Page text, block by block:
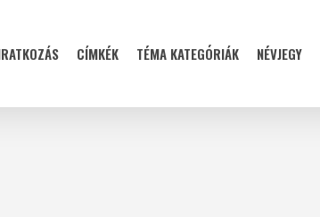
CÍMKÉK TÉMA KATEGÓRIÁK NÉVJEGY